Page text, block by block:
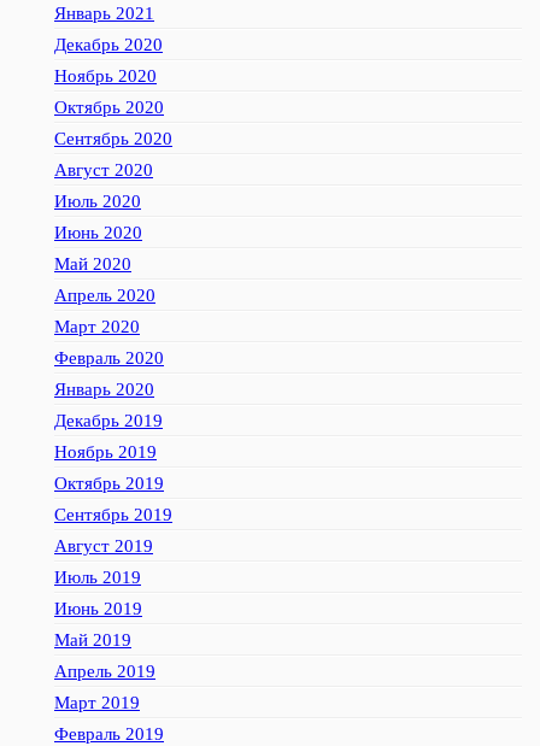
Январь 2021
Декабрь 2020
Ноябрь 2020
Октябрь 2020
Сентябрь 2020
Август 2020
Июль 2020
Июнь 2020
Май 2020
Апрель 2020
Март 2020
Февраль 2020
Январь 2020
Декабрь 2019
Ноябрь 2019
Октябрь 2019
Сентябрь 2019
Август 2019
Июль 2019
Июнь 2019
Май 2019
Апрель 2019
Март 2019
Февраль 2019